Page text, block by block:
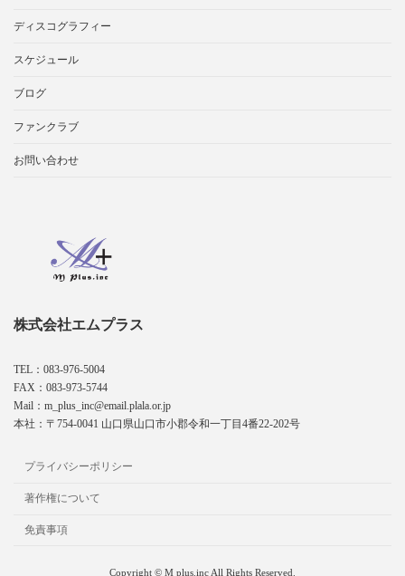
ディスコグラフィー
スケジュール
ブログ
ファンクラブ
お問い合わせ
株式会社エムプラス
TEL：083-976-5004
FAX：083-973-5744
Mail：m_plus_inc@email.plala.or.jp
本社：〒754-0041 山口県山口市小郡令和一丁目4番22-202号
プライバシーポリシー
著作権について
免責事項
Copyright © M plus.inc All Rights Reserved.